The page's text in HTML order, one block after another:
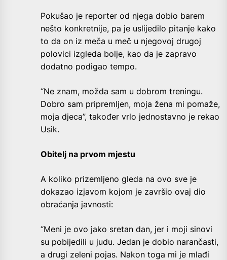
Pokušao je reporter od njega dobio barem
nešto konkretnije, pa je uslijedilo pitanje kako
to da on iz meča u meč u njegovoj drugoj
polovici izgleda bolje, kao da je zapravo
dodatno podigao tempo.
“Ne znam, možda sam u dobrom treningu.
Dobro sam pripremljen, moja žena mi pomaže,
moja djeca”, također vrlo jednostavno je rekao
Usik.
Obitelj na prvom mjestu
A koliko prizemljeno gleda na ovo sve je
dokazao izjavom kojom je završio ovaj dio
obraćanja javnosti:
“Meni je ovo jako sretan dan, jer i moji sinovi
su pobijedili u judu. Jedan je dobio narančasti,
a drugi zeleni pojas. Nakon toga mi je mlađi